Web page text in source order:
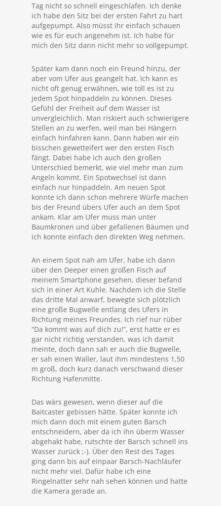
Tag nicht so schnell eingeschlafen. Ich denke
ich habe den Sitz bei der ersten Fahrt zu hart
aufgepumpt. Also müsst ihr einfach schauen
wie es für euch angenehm ist. Ich habe für
mich den Sitz dann nicht mehr so vollgepumpt.
Später kam dann noch ein Freund hinzu, der
aber vom Ufer aus geangelt hat. Ich kann es
nicht oft genug erwähnen, wie toll es ist zu
jedem Spot hinpaddeln zu können. Dieses
Gefühl der Freiheit auf dem Wasser ist
unvergleichlich. Man riskiert auch schwierigere
Stellen an zu werfen, weil man bei Hängern
einfach hinfahren kann. Dann haben wir ein
bisschen gewetteifert wer den ersten Fisch
fängt. Dabei habe ich auch den großen
Unterschied bemerkt, wie viel mehr man zum
Angeln kommt. Ein Spotwechsel ist dann
einfach nur hinpaddeln. Am neuen Spot
konnte ich dann schon mehrere Würfe machen
bis der Freund übers Ufer auch an dem Spot
ankam. Klar am Ufer muss man unter
Baumkronen und über gefallenen Bäumen und
ich konnte einfach den direkten Weg nehmen.
An einem Spot nah am Ufer, habe ich dann
über den Deeper einen großen Fisch auf
meinem Smartphone gesehen, dieser befand
sich in einer Art Kuhle. Nachdem ich die Stelle
das dritte Mal anwarf, bewegte sich plötzlich
eine große Bugwelle entlang des Ufers in
Richtung meines Freundes. Ich rief nur rüber
“Da kommt was auf dich zu!”, erst hatte er es
gar nicht richtig verstanden, was ich damit
meinte, doch dann sah er auch die Bugwelle,
er sah einen Waller, laut ihm mindestens 1,50
m groß, doch kurz danach verschwand dieser
Richtung Hafenmitte.
Das wärs gewesen, wenn dieser auf die
Baitcaster gebissen hätte. Später konnte ich
mich dann doch mit einem guten Barsch
entschneidern, aber da ich ihn überm Wasser
abgehakt habe, rutschte der Barsch schnell ins
Wasser zurück ;-). Über den Rest des Tages
ging dann bis auf einpaar Barsch-Nachläufer
nicht mehr viel. Dafür habe ich eine
Ringelnatter sehr nah sehen können und hatte
die Kamera gerade an.